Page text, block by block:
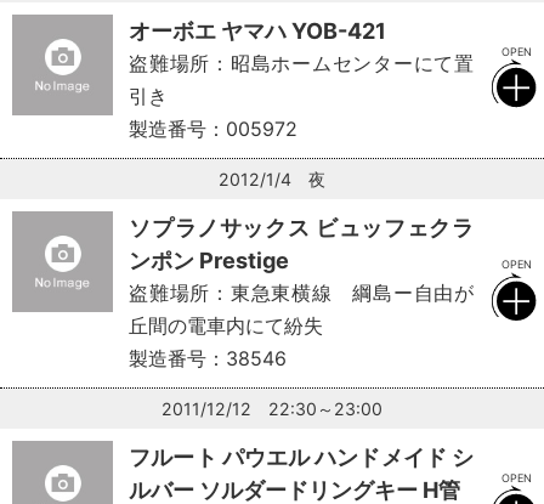
オーボエ ヤマハ YOB-421
盗難場所：昭島ホームセンターにて置
引き
製造番号：005972
2012/1/4 夜
ソプラノサックス ビュッフェクラ
ンポン Prestige
盗難場所：東急東横線 綱島ー自由が
丘間の電車内にて紛失
製造番号：38546
2011/12/12 22:30～23:00
フルート パウエル ハンドメイド シ
ルバー ソルダードリングキー H管